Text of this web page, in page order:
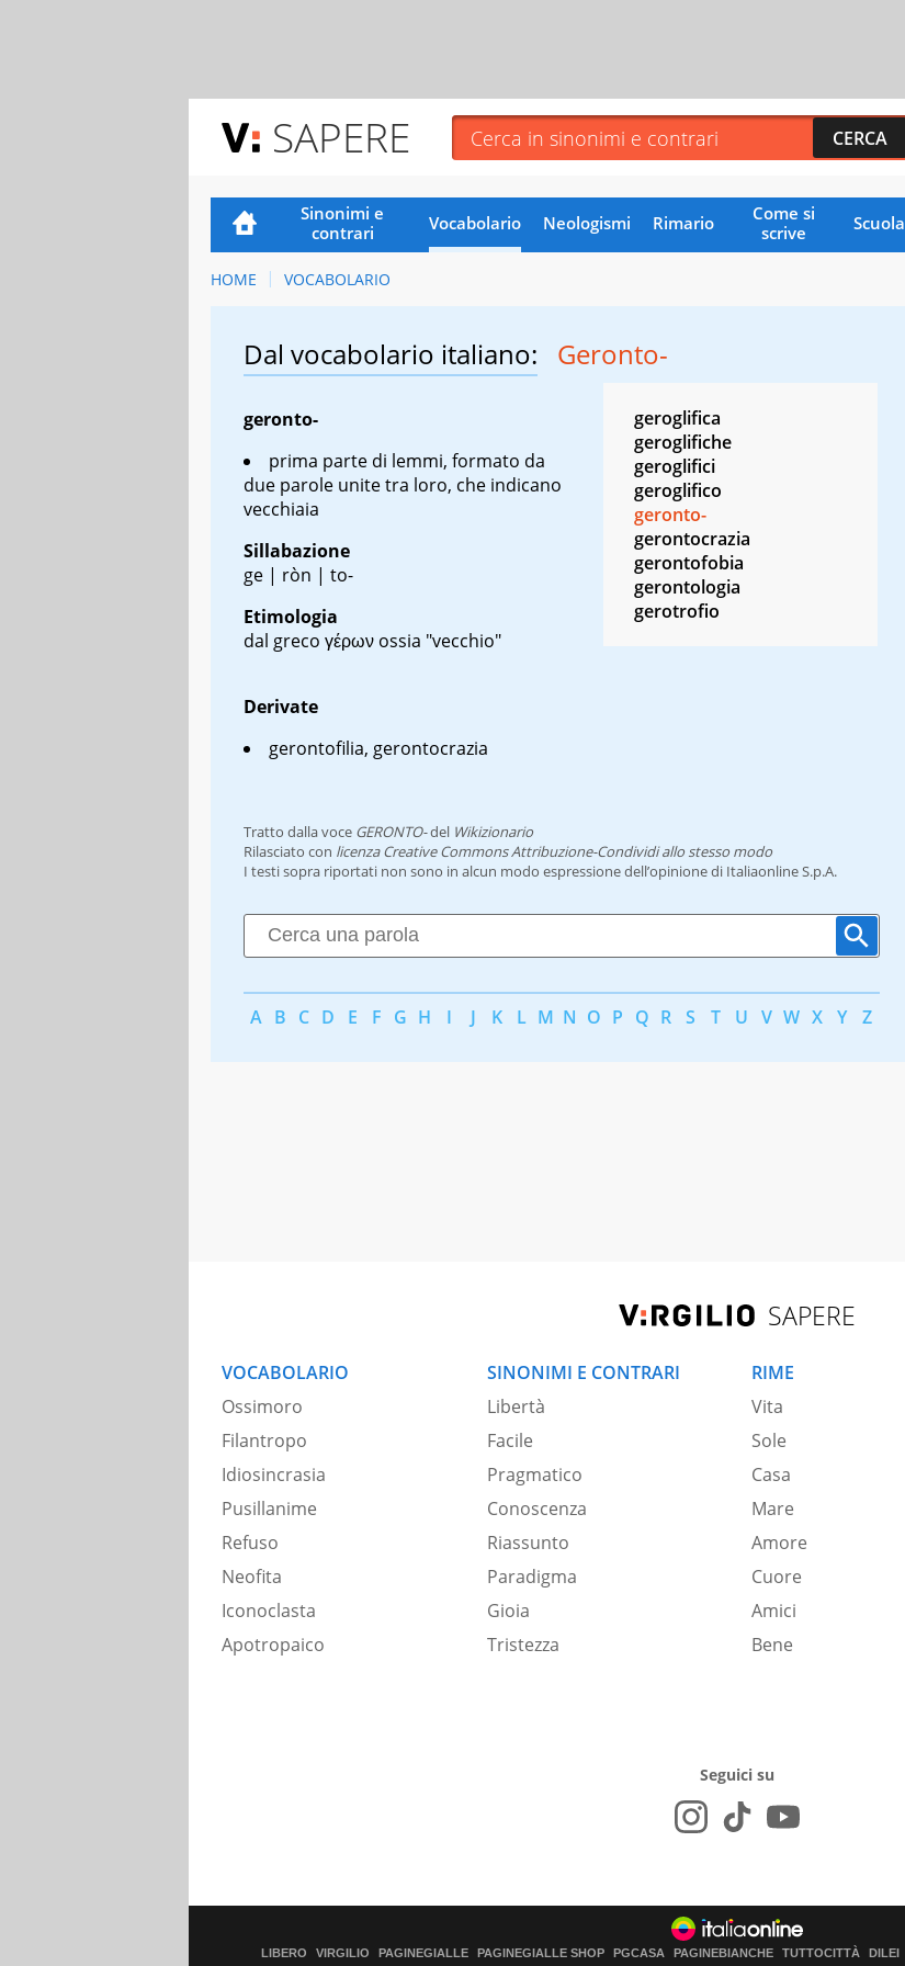
SAPERE
Sinonimi e
contrari
Vocabolario Neologismi Rimario
Come si
scrive
Scuola
HOME VOCABOLARIO
Dal vocabolario italiano: Geronto-
geronto-
prima parte di lemmi, formato da
due parole unite tra loro, che indicano
vecchiaia
Sillabazione
ge | ròn | to-
Etimologia
dal greco γέρων ossia "vecchio"
Derivate
gerontofilia, gerontocrazia
geroglifica
geroglifiche
geroglifici
geroglifico
geronto-
gerontocrazia
gerontofobia
gerontologia
gerotrofio
Tratto dalla voce GERONTO-del Wikizionario
Rilasciato con licenza Creative Commons Attribuzione-Condividi allo stesso modo
I testi sopra riportati non sono in alcun modo espressione dell’opinione di Italiaonline S.p.A.
A B C D E F G H I J K L M N O P Q R S T U V W X Y Z
SAPERE
VOCABOLARIO
Ossimoro
Filantropo
Idiosincrasia
Pusillanime
Refuso
Neofita
Iconoclasta
Apotropaico
SINONIMI E CONTRARI
Libertà
Facile
Pragmatico
Conoscenza
Riassunto
Paradigma
Gioia
Tristezza
RIME
Vita
Sole
Casa
Mare
Amore
Cuore
Amici
Bene
Seguici su
LIBERO VIRGILIO PAGINEGIALLE PAGINEGIALLE SHOP PGCASA PAGINEBIANCHE TUTTOCITTÀ DILEI